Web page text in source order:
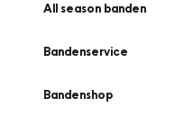
All season banden
Bandenservice
Bandenshop